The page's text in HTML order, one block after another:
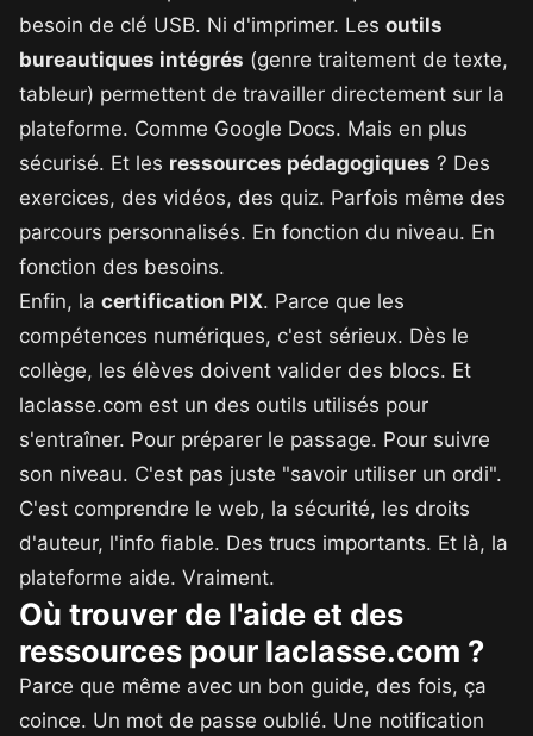
besoin de clé USB. Ni d'imprimer. Les outils
bureautiques intégrés (genre traitement de texte,
tableur) permettent de travailler directement sur la
plateforme. Comme Google Docs. Mais en plus
sécurisé. Et les ressources pédagogiques ? Des
exercices, des vidéos, des quiz. Parfois même des
parcours personnalisés. En fonction du niveau. En
fonction des besoins.
Enfin, la certification PIX. Parce que les
compétences numériques, c'est sérieux. Dès le
collège, les élèves doivent valider des blocs. Et
laclasse.com est un des outils utilisés pour
s'entraîner. Pour préparer le passage. Pour suivre
son niveau. C'est pas juste "savoir utiliser un ordi".
C'est comprendre le web, la sécurité, les droits
d'auteur, l'info fiable. Des trucs importants. Et là, la
plateforme aide. Vraiment.
Où trouver de l'aide et des
ressources pour laclasse.com ?
Parce que même avec un bon guide, des fois, ça
coince. Un mot de passe oublié. Une notification